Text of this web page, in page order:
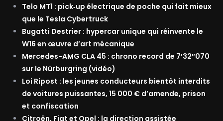
Telo MT1 : pick‑up électrique de poche qui fait mieux
que le Tesla Cybertruck
Bugatti Destrier : hypercar unique qui réinvente le
W16 en œuvre d’art mécanique
Mercedes-AMG CLA 45 : chrono record de 7’32″070
sur le Nürburgring (vidéo)
Loi Ripost : les jeunes conducteurs bientôt interdits
de voitures puissantes, 15 000 € d’amende, prison
et confiscation
Citroën, Fiat et Opel : la direction assistée